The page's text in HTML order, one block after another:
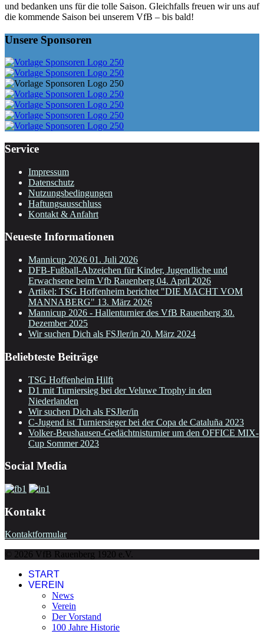
und bedanken uns für die tolle Saison. Gleichfalls freuen wir uns auf
die kommende Saison bei unserem VfB – bis bald!
Unsere Sponsoren
Service
Impressum
Datenschutz
Nutzungsbedingungen
Haftungsausschluss
Kontakt & Anfahrt
Neueste Informationen
Mannicup 2026 01. Juli 2026
DFB-Fußball-Abzeichen für Kinder, Jugendliche und
Erwachsene beim Vfb Rauenberg 04. April 2026
Artikel: TSG Hoffenheim berichtet "DIE MACHT VOM
MANNABERG" 13. März 2026
Mannicup 2026 - Hallenturnier des VfB Rauenberg 30.
Dezember 2025
Wir suchen Dich als FSJler/in 20. März 2024
Beliebteste Beiträge
TSG Hoffenheim Hilft
D1 mit Turniersieg bei der Veluwe Trophy in den
Niederlanden
Wir suchen Dich als FSJler/in
C-Jugend ist Turniersieger bei der Copa de Cataluña 2023
Volker-Beushausen-Gedächtnisturnier um den OFFICE MIX-
Cup Sommer 2023
Social Media
Kontakt
Kontaktformular
© 2026 VfB Rauenberg 1920 e.V.
START
VEREIN
News
Verein
Der Vorstand
100 Jahre Historie